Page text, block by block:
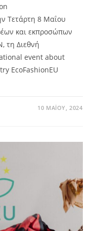
Τετάρτη 8 Μαΐου
και εκπροσώπων
τη Διεθνή
event about
EcoFashionEU
10 ΜΑΪ́ΟΥ, 2024